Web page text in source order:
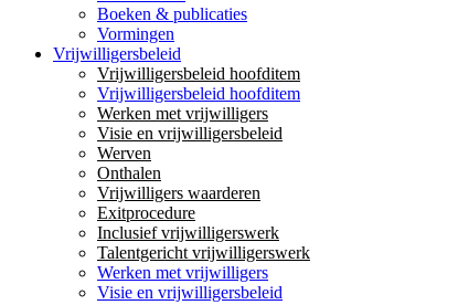
Boeken & publicaties
Vormingen
Vrijwilligersbeleid
Vrijwilligersbeleid hoofditem
Vrijwilligersbeleid hoofditem
Werken met vrijwilligers
Visie en vrijwilligersbeleid
Werven
Onthalen
Vrijwilligers waarderen
Exitprocedure
Inclusief vrijwilligerswerk
Talentgericht vrijwilligerswerk
Werken met vrijwilligers
Visie en vrijwilligersbeleid